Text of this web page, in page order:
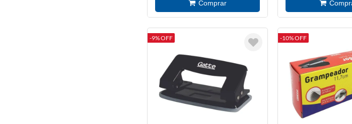
-9% OFF -10% OFF